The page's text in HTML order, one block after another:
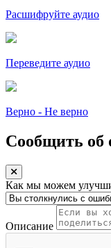
Расшифруйте аудио
Переведите аудио
Верно - Не верно
Сообщить об
Как мы можем
Описание